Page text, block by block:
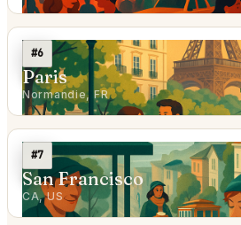
#6
Paris
Normandie, FR
#7
San Francisco
CA, US